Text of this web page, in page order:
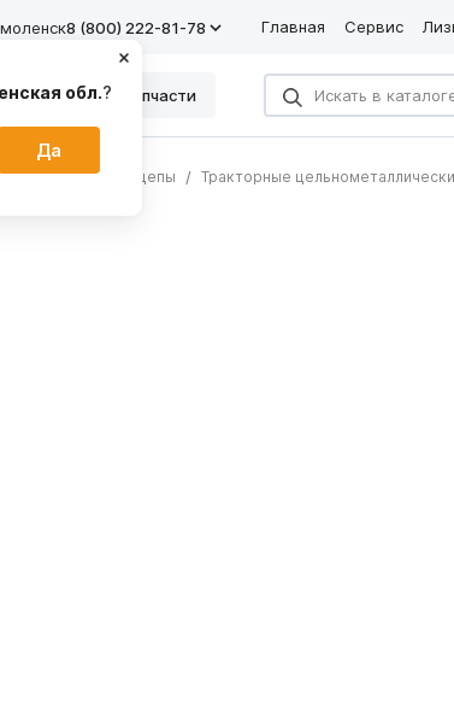
8 (800) 222-81-78 Главная Сервис
Каталог Запчасти
и полуприцепы Тракторные
обл.?
Да